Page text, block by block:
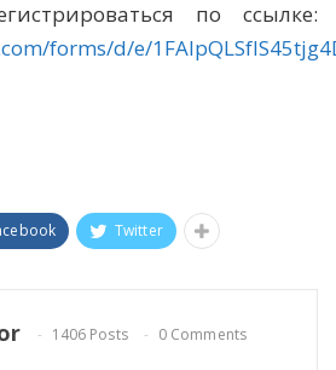
по ссылке:
forms/d/e/
Twitter
1406 Posts 0 Comments